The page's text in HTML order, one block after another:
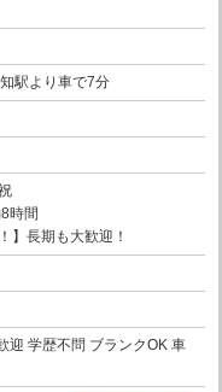
駅より車で7分
時間
】長期も大歓迎！
迎 学歴不問 ブランクOK 車